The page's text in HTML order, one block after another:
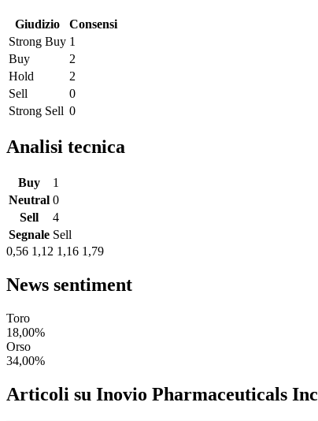
Giudizio
Consensi
Strong Buy 1
Buy
2
Hold
2
Sell
0
Strong Sell 0
Analisi tecnica
Buy
1
Neutral 0
Sell
4
Segnale Sell
0,56 1,12 1,16 1,79
News sentiment
Toro
18,00%
Orso
34,00%
Articoli su Inovio Pharmaceuticals Inc